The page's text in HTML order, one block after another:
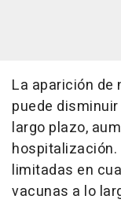
La aparición de
puede
largo plazo,
hospitalización.
limitadas en
vacunas a lo